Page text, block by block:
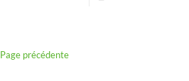
Page précédente